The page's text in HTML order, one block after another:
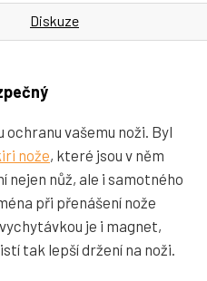
Diskuze
vašemu noži. Byl
nože, které jsou v něm
nejen nůž, ale i samotného
při přenášení nože
je i magnet,
tak lepší držení na noži.